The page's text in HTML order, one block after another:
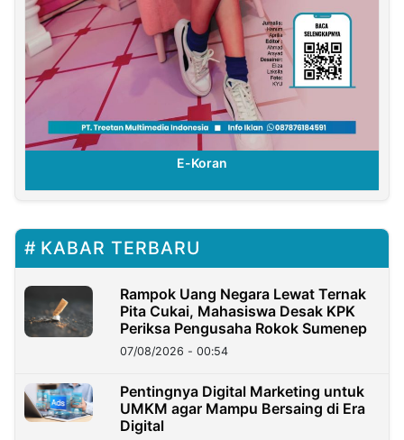
E-Koran
KABAR TERBARU
Rampok Uang Negara Lewat Ternak
Pita Cukai, Mahasiswa Desak KPK
Periksa Pengusaha Rokok Sumenep
07/08/2026 - 00:54
Pentingnya Digital Marketing untuk
UMKM agar Mampu Bersaing di Era
Digital